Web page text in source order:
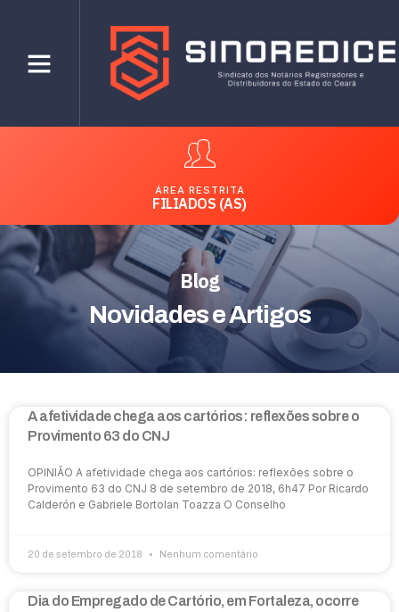
ÁREA RESTRITA
FILIADOS (AS)
Blog
Novidades e Artigos
A afetividade chega aos cartórios: reflexões sobre o
Provimento 63 do CNJ
OPINIÃO A afetividade chega aos cartórios: reflexões sobre o
Provimento 63 do CNJ 8 de setembro de 2018, 6h47 Por Ricardo
Calderón e Gabriele Bortolan Toazza O Conselho
20 de setembro de 2018 Nenhum comentário
Dia do Empregado de Cartório, em Fortaleza, ocorre